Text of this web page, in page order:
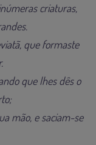
criaturas,
que formaste
que lhes dês o
mão, e saciam-se